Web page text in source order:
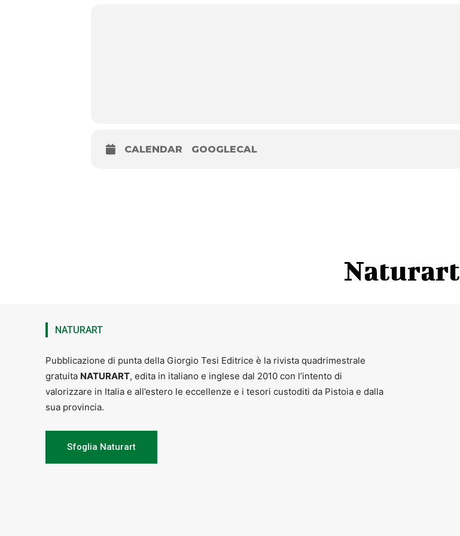
CALENDAR GOOGLECAL
Naturart
NATURART
Pubblicazione di punta della Giorgio Tesi Editrice è la rivista quadrimestrale
gratuita NATURART, edita in italiano e inglese dal 2010 con l’intento di
valorizzare in Italia e all’estero le eccellenze e i tesori custoditi da Pistoia e dalla
sua provincia.
Sfoglia Naturart